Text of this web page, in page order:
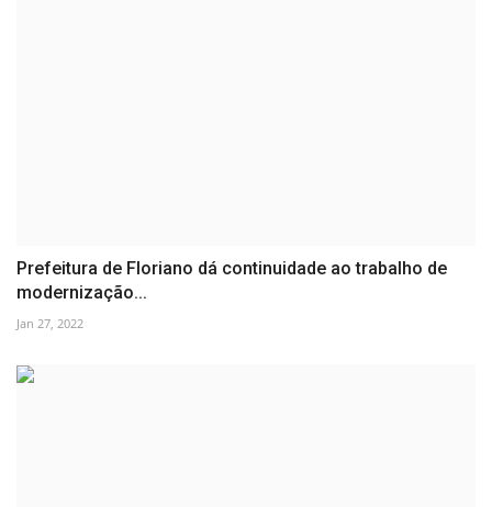
Prefeitura de Floriano dá continuidade ao trabalho de
modernização...
Jan 27, 2022